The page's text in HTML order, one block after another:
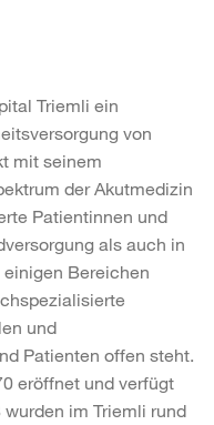
Triemli ein
von
mit seinem
der Akutmedizin
Patientinnen und
als auch in
Bereichen
und
Patienten offen steht.
eröffnet und verfügt
im Triemli rund